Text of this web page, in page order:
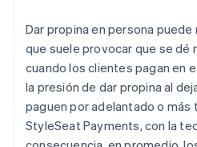
Dar propina en persona
que suele provocar que se dé
cuando los clientes pagan en
la presión de dar propina al
paguen por adelantado o más
StyleSeat Payments, con la